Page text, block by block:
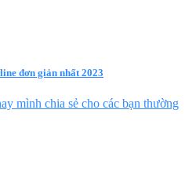
đơn giản nhất 2023
mình chia sẻ cho các bạn thường